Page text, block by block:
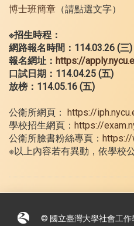
博士班簡章 （請點選文字）
※招生時程：
網路報名時間：114.03.26 (三
報名網址： https://
口試日期：114.04.25 (五)
放榜：114.05.16 (五)
公衛所網頁：
https://
學校招生網頁： https://
公衛所臉書粉絲專頁： https://
※以上內容若有異動，依學校公
© 國立臺灣大學社會工作